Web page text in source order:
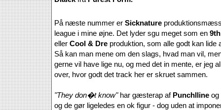
På næste nummer er Sicknature
league i mine øjne. Det lyder sgu meget som en
eller Cool & Dre produktion, som alle godt kan lide
Så kan man mene om den slags, hvad man vil,
gerne vil have lige nu, og med det in mente, er jeg
over, hvor godt det track her er skruet sammen.
"They don�t know" har gæsterap af Punchlline og
og de gør ligeledes en ok figur - dog uden at